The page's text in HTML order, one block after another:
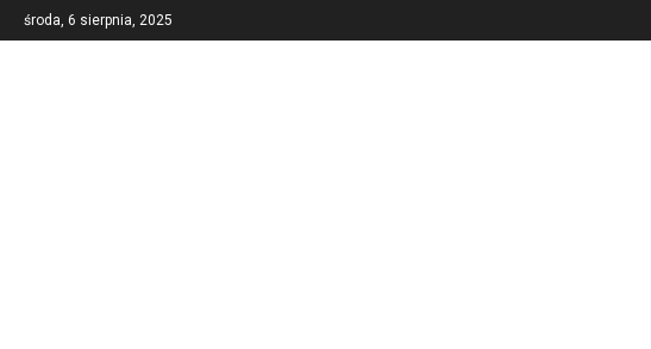
środa, 6 sierpnia, 2025